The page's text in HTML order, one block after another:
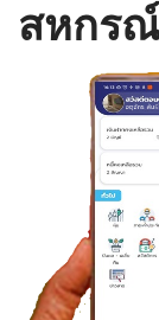
สหกร